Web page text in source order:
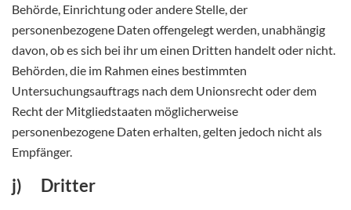
Behörde, Einrichtung oder andere Stelle, der
personenbezogene Daten offengelegt werden, unabhängig
davon, ob es sich bei ihr um einen Dritten handelt oder nicht.
Behörden, die im Rahmen eines bestimmten
Untersuchungsauftrags nach dem Unionsrecht oder dem
Recht der Mitgliedstaaten möglicherweise
personenbezogene Daten erhalten, gelten jedoch nicht als
Empfänger.
j) Dritter